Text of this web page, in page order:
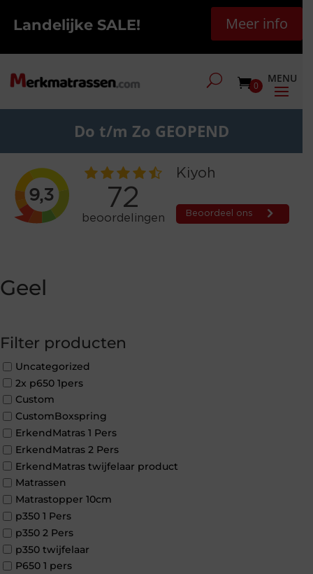
Landelijke SALE! Meer info
0
Do t/m Zo GEOPEND
Geel
Filter producten
Uncategorized
2x p650 1pers
Custom
CustomBoxspring
ErkendMatras 1 Pers
ErkendMatras 2 Pers
ErkendMatras twijfelaar product
Matrassen
Matrastopper 10cm
p350 1 Pers
p350 2 Pers
p350 twijfelaar
P650 1 pers